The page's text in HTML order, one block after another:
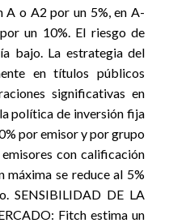
A o A2 por un 5%, en A-
un 10%. El riesgo de
bajo. La estrategia del
en títulos públicos
significativas en
política de inversión fija
por emisor y por grupo
con calificación
se reduce al 5%
SENSIBILIDAD DE LA
Fitch estima un